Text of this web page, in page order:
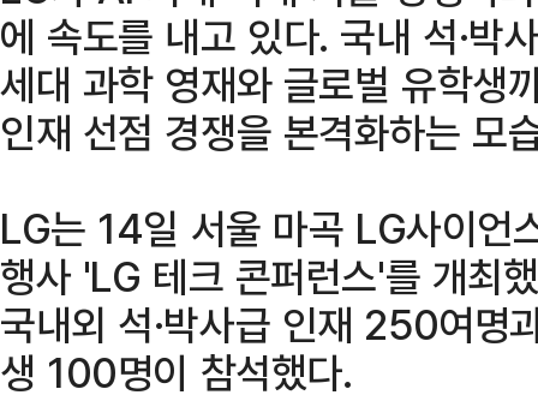
에 속도를 내고 있다. 국내 석·박
세대 과학 영재와 글로벌 유학생
인재 선점 경쟁을 본격화하는 모
LG는 14일 서울 마곡 LG사이언
행사 'LG 테크 콘퍼런스'를 개최
국내외 석·박사급 인재 250여명
생 100명이 참석했다.